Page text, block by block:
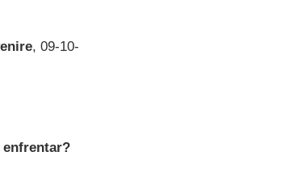
, 09-10-
enfrentar?